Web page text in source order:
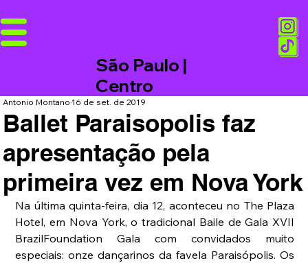
São Paulo |
Centro
Ballet Paraisopolis faz
apresentação pela
primeira vez em Nova York
Antonio Montano16 de set. de 2019
Na última quinta-feira, dia 12, aconteceu no The Plaza
Hotel, em Nova York, o tradicional Baile de Gala XVII
BrazilFoundation Gala com convidados muito
especiais: onze dançarinos da favela Paraisópolis. Os